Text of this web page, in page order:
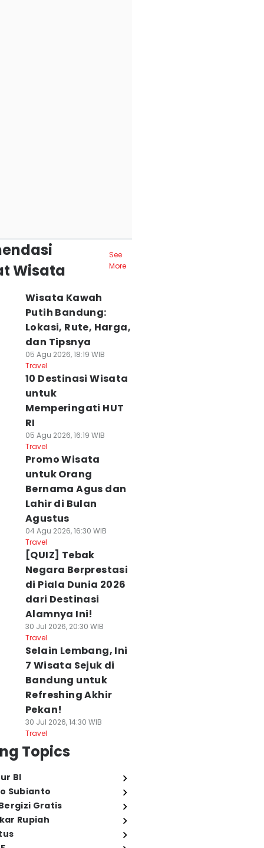
Wisata
See
More
Wisata Kawah
Putih Bandung:
Lokasi, Rute, Harga,
dan Tipsnya
05 Agu 2026, 18:19 WIB
Travel
10 Destinasi Wisata
untuk
Memperingati HUT
RI
05 Agu 2026, 16:19 WIB
Travel
Promo Wisata
untuk Orang
Bernama Agus dan
Lahir di Bulan
Agustus
04 Agu 2026, 16:30 WIB
Travel
[QUIZ] Tebak
Negara Berprestasi
di Piala Dunia 2026
dari Destinasi
Alamnya Ini!
30 Jul 2026, 20:30 WIB
Travel
Selain Lembang, Ini
7 Wisata Sejuk di
Bandung untuk
Refreshing Akhir
Pekan!
30 Jul 2026, 14:30 WIB
Travel
Topics
BI
Subianto
Gratis
Rupiah